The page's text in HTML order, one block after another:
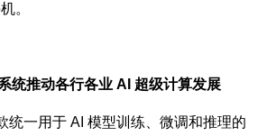
。
统推动各行各业 AI 超级计算发展
统一用于 AI 模型训练、微调和推理的